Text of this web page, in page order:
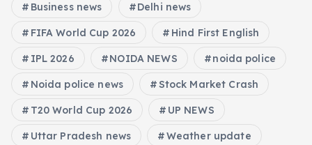
Business news Delhi news
FIFA World Cup 2026 Hind First English
IPL 2026 NOIDA NEWS noida police
Noida police news Stock Market Crash
T20 World Cup 2026 UP NEWS
Uttar Pradesh news Weather update